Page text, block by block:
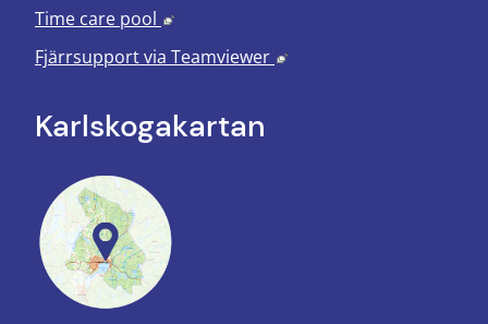
Time care pool
Länk till annan webbplats, öppnas i
Fjärrsupport via Teamviewer Länk till annan
Karlskoga­kartan